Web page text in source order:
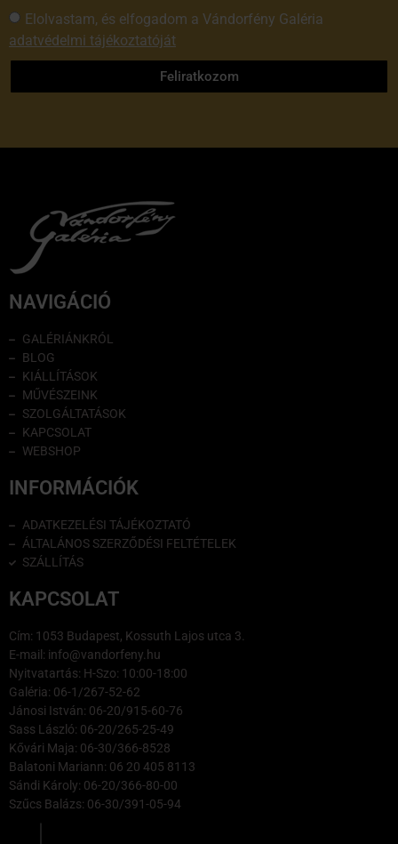
Elolvastam, és elfogadom a Vándorfény Galéria
adatvédelmi tájékoztatóját
Feliratkozom
NAVIGÁCIÓ
GALÉRIÁNKRÓL
BLOG
KIÁLLÍTÁSOK
MŰVÉSZEINK
SZOLGÁLTATÁSOK
KAPCSOLAT
WEBSHOP
INFORMÁCIÓK
ADATKEZELÉSI TÁJÉKOZTATÓ
ÁLTALÁNOS SZERZŐDÉSI FELTÉTELEK
SZÁLLÍTÁS
KAPCSOLAT
Cím: 1053 Budapest, Kossuth Lajos utca 3.
E-mail: info@vandorfeny.hu
Nyitvatartás: H-Szo: 10:00-18:00
Galéria: 06-1/267-52-62
Jánosi István: 06-20/915-60-76
Sass László: 06-20/265-25-49
Kővári Maja: 06-30/366-8528
Balatoni Mariann: 06 20 405 8113
Sándi Károly: 06-20/366-80-00
Szűcs Balázs: 06-30/391-05-94